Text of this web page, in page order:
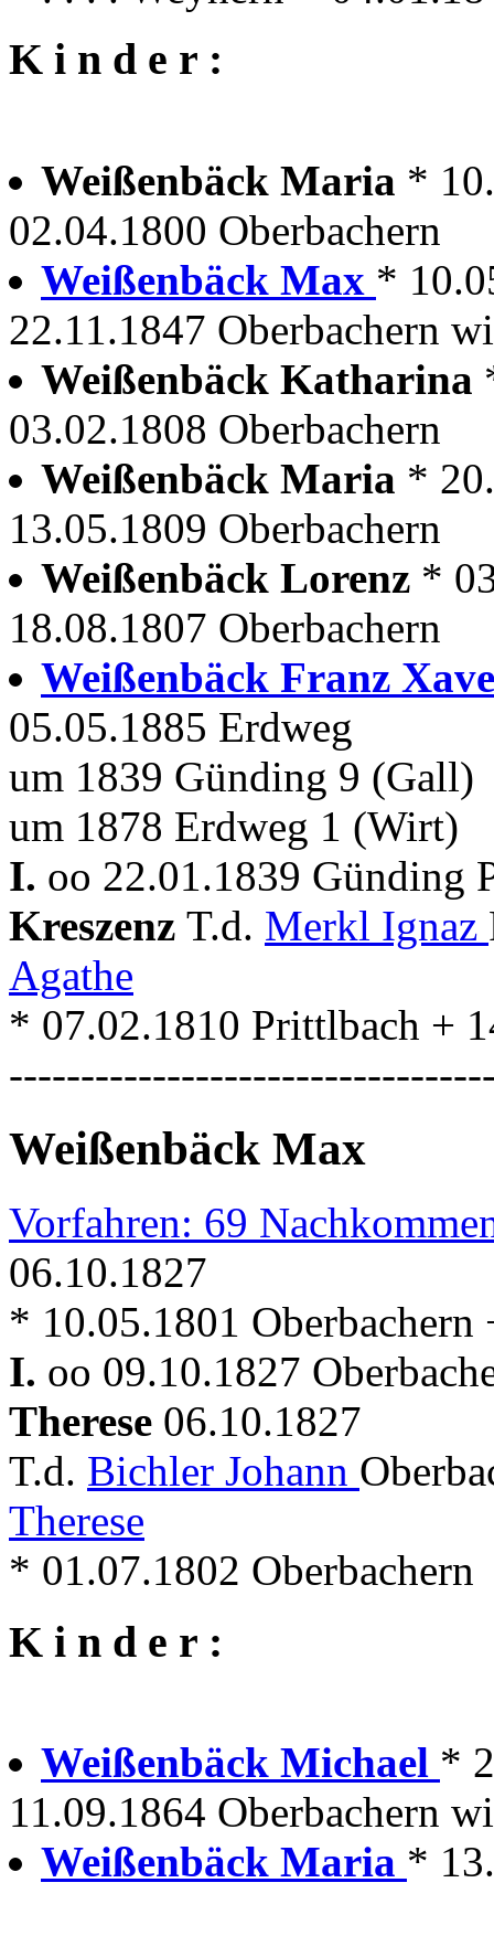
K i n d e r :
Weißenbäck Maria *
02.04.1800 Oberbachern
Weißenbäck Max *
22.11.1847 Oberbachern
Weißenbäck Katharina
03.02.1808 Oberbachern
Weißenbäck Maria *
13.05.1809 Oberbachern
Weißenbäck Lorenz *
18.08.1807 Oberbachern
Weißenbäck Franz
05.05.1885 Erdweg
um 1839 Günding 9 (Gall)
um 1878 Erdweg 1 (Wirt)
I. oo 22.01.1839
Kreszenz T.d. Merkl Ignaz
Agathe
* 07.02.1810 Prittlbach +
Weißenbäck Max
Vorfahren: 69
06.10.1827
* 10.05.1801 Oberbachern
I. oo 09.10.1827
Therese 06.10.1827
T.d. Bichler Johann
Therese
* 01.07.1802 Oberbachern
K i n d e r :
Weißenbäck Michael *
11.09.1864 Oberbachern
Weißenbäck Maria *